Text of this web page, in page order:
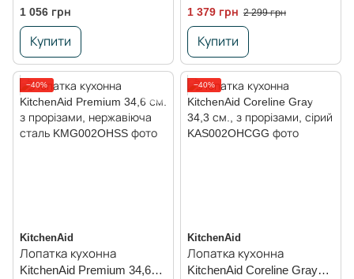
см., нержавіюча сталь
1 056 грн
Купити
см., нержавіюча сталь
1 379 грн 2 299 грн
Купити
−40%
KitchenAid
Лопатка кухонна
KitchenAid Premium 34,6
−40%
KitchenAid
Лопатка кухонна
KitchenAid Coreline Gray